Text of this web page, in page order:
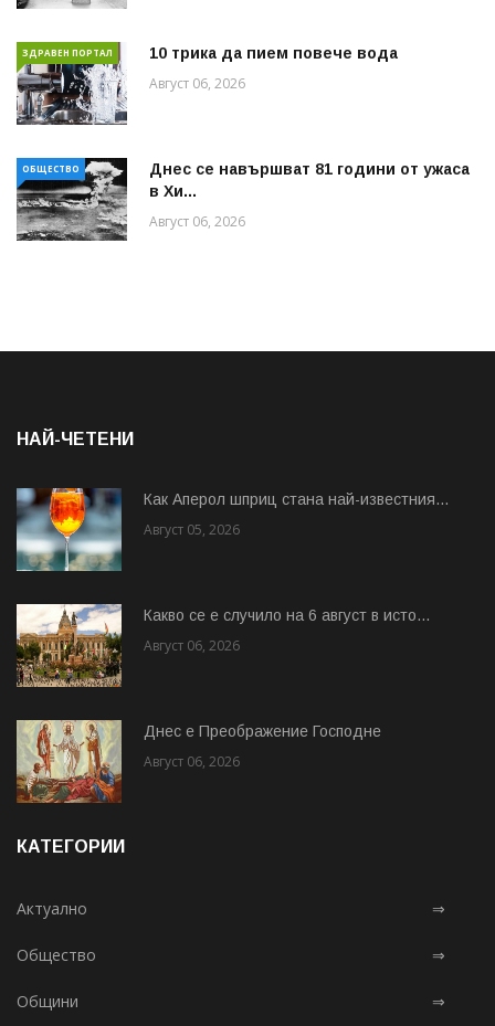
ЗДРАВЕН ПОРТАЛ 10 трика да пием повече вода
Август 06, 2026
ОБЩЕСТВО
Днес се навършват 81 години от ужаса
в Хи...
Август 06, 2026
НАЙ-ЧЕТЕНИ
Как Аперол шприц стана най-известния...
Август 05, 2026
Какво се е случило на 6 август в исто...
Август 06, 2026
Днес е Преображение Господне
Август 06, 2026
КАТЕГОРИИ
Актуално ⇒
Общество ⇒
Общини ⇒